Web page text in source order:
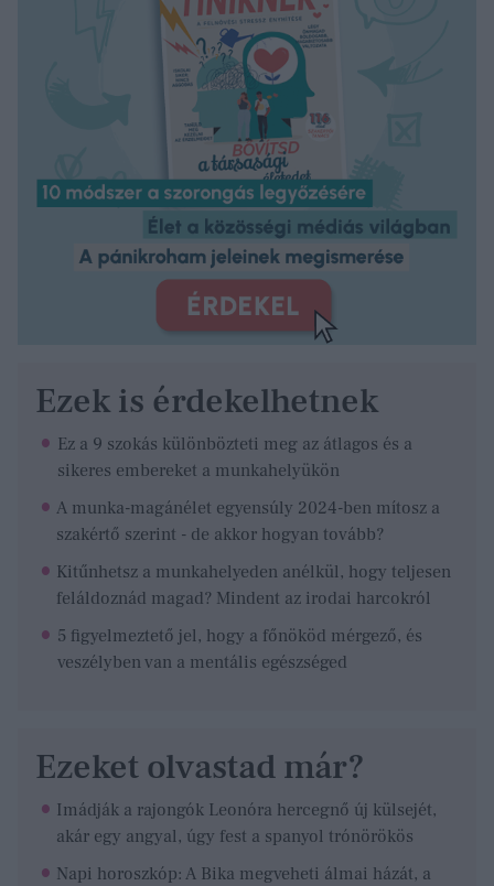
Ezek is érdekelhetnek
Ez a 9 szokás különbözteti meg az átlagos és a
sikeres embereket a munkahelyükön
A munka-magánélet egyensúly 2024-ben mítosz a
szakértő szerint - de akkor hogyan tovább?
Kitűnhetsz a munkahelyeden anélkül, hogy teljesen
feláldoznád magad? Mindent az irodai harcokról
5 figyelmeztető jel, hogy a főnököd mérgező, és
veszélyben van a mentális egészséged
Ezeket olvastad már?
Imádják a rajongók Leonóra hercegnő új külsejét,
akár egy angyal, úgy fest a spanyol trónörökös
Napi horoszkóp: A Bika megveheti álmai házát, a